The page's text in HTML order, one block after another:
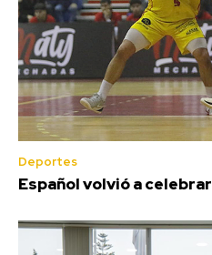
Deportes
Español volvió a celebrar